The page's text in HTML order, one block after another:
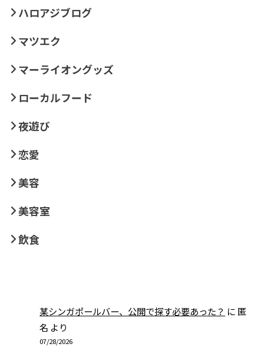
ハロアジブログ
マツエク
マーライオングッズ
ローカルフード
夜遊び
恋愛
美容
美容室
飲食
某シンガポールバー、公開で探す必要あった？ に 匿
名 より
07/28/2026